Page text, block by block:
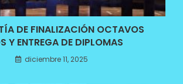
DE FINALIZACIÓN OCTAVOS
Y ENTREGA DE DIPLOMAS
diciembre 11, 2025